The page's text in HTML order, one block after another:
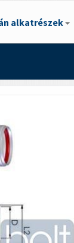
alkatrészek